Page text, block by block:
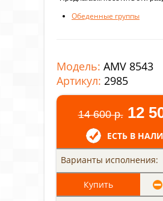
Обеденные группы
Модель: AMV 8543
Артикул: 2985
14 600 р. 12
ЕСТЬ В
Варианты исполнения: